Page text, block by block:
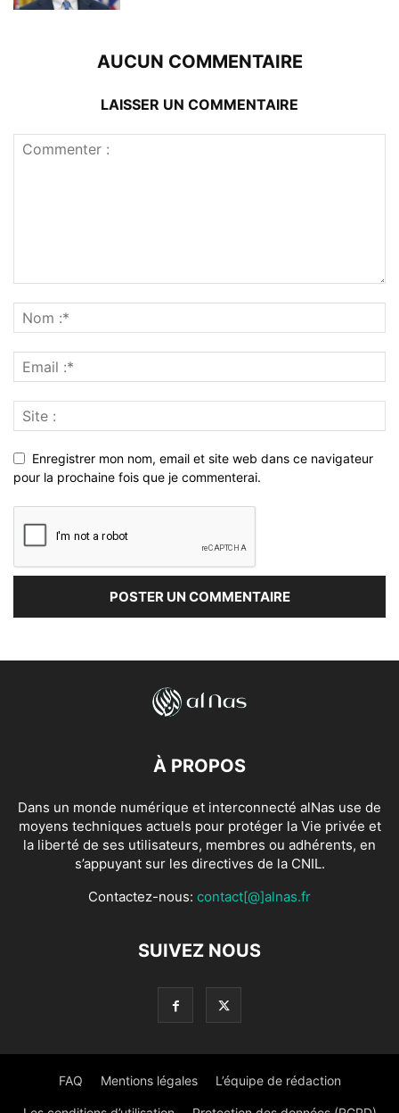
AUCUN COMMENTAIRE
LAISSER UN COMMENTAIRE
Enregistrer mon nom, email et site web dans ce navigateur
pour la prochaine fois que je commenterai.
À PROPOS
Dans un monde numérique et interconnecté alNas use de
moyens techniques actuels pour protéger la Vie privée et
la liberté de ses utilisateurs, membres ou adhérents, en
s’appuyant sur les directives de la CNIL.
Contactez-nous: contact[@]alnas.fr
SUIVEZ NOUS
FAQ Mentions légales L’équipe de rédaction